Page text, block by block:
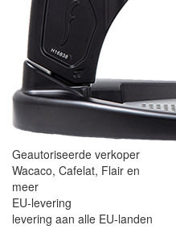
Geautoriseerde verkoper
Wacaco, Cafelat, Flair en
meer
EU-levering
levering aan alle EU-landen